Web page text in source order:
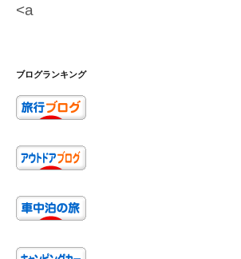
<a
ブログランキング